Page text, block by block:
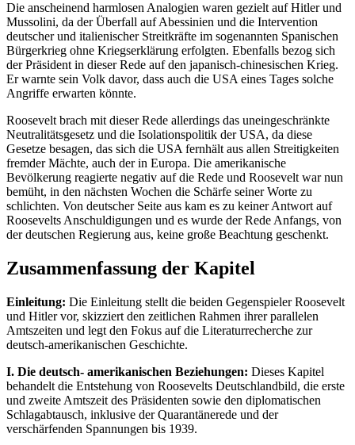
Die anscheinend harmlosen Analogien waren gezielt auf Hitler und
Mussolini, da der Überfall auf Abessinien und die Intervention
deutscher und italienischer Streitkräfte im sogenannten Spanischen
Bürgerkrieg ohne Kriegserklärung erfolgten. Ebenfalls bezog sich
der Präsident in dieser Rede auf den japanisch-chinesischen Krieg.
Er warnte sein Volk davor, dass auch die USA eines Tages solche
Angriffe erwarten könnte.
Roosevelt brach mit dieser Rede allerdings das uneingeschränkte
Neutralitätsgesetz und die Isolationspolitik der USA, da diese
Gesetze besagen, das sich die USA fernhält aus allen Streitigkeiten
fremder Mächte, auch der in Europa. Die amerikanische
Bevölkerung reagierte negativ auf die Rede und Roosevelt war nun
bemüht, in den nächsten Wochen die Schärfe seiner Worte zu
schlichten. Von deutscher Seite aus kam es zu keiner Antwort auf
Roosevelts Anschuldigungen und es wurde der Rede Anfangs, von
der deutschen Regierung aus, keine große Beachtung geschenkt.
Zusammenfassung der Kapitel
Einleitung: Die Einleitung stellt die beiden Gegenspieler Roosevelt
und Hitler vor, skizziert den zeitlichen Rahmen ihrer parallelen
Amtszeiten und legt den Fokus auf die Literaturrecherche zur
deutsch-amerikanischen Geschichte.
I. Die deutsch- amerikanischen Beziehungen: Dieses Kapitel
behandelt die Entstehung von Roosevelts Deutschlandbild, die erste
und zweite Amtszeit des Präsidenten sowie den diplomatischen
Schlagabtausch, inklusive der Quarantänerede und der
verschärfenden Spannungen bis 1939.